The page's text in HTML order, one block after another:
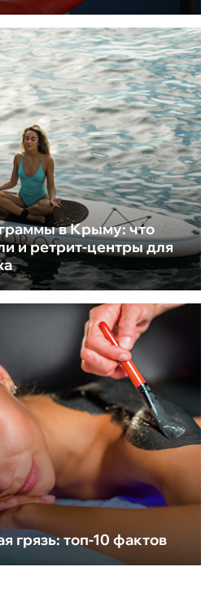
в Крыму: что
и ретрит-центры для
грязь: топ-10 фактов